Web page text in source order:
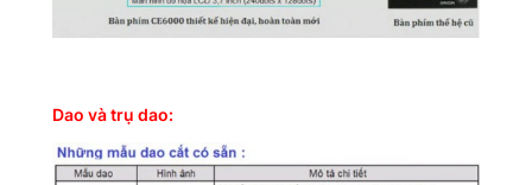
Dao và trụ dao: